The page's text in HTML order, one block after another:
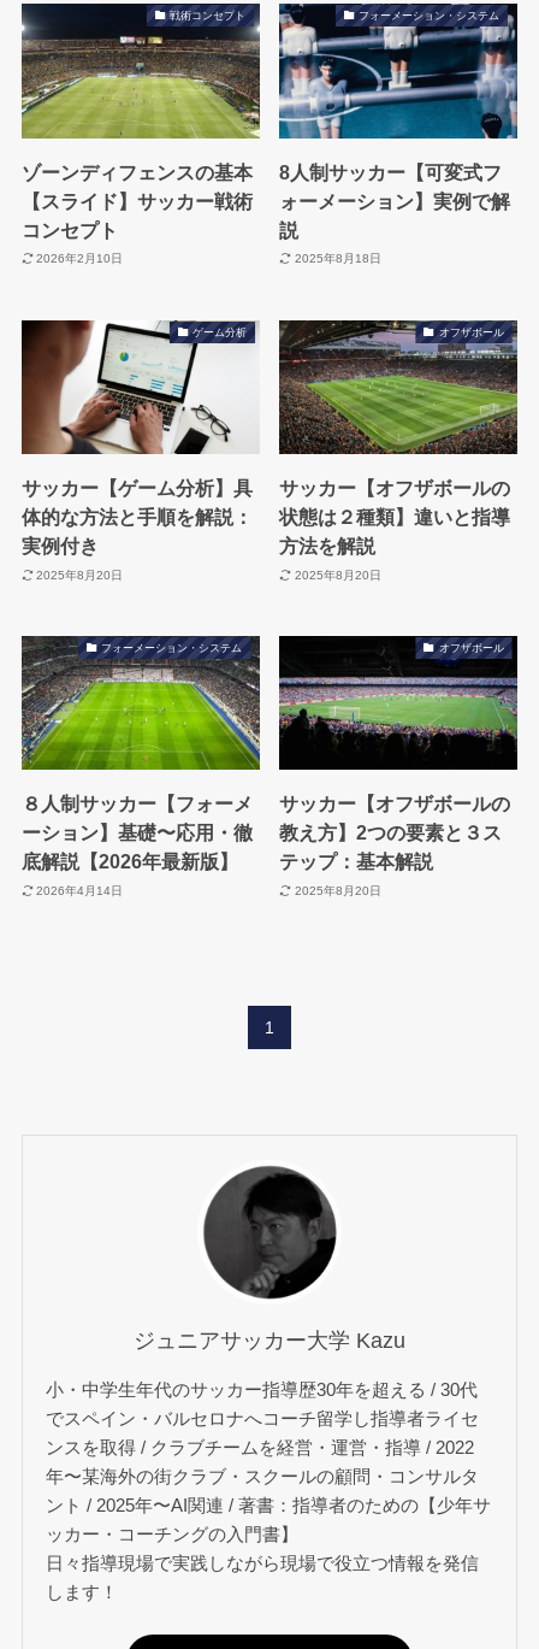
戦術コンセプト
ゾーンディフェンスの基本
【スライド】サッカー戦術
コンセプト
2026年2月10日
フォーメーション・システム
8人制サッカー【可変式フ
ォーメーション】実例で解
説
2025年8月18日
ゲーム分析
サッカー【ゲーム分析】具
体的な方法と手順を解説：
実例付き
2025年8月20日
オフザボール
サッカー【オフザボールの
状態は２種類】違いと指導
方法を解説
2025年8月20日
フォーメーション・システム
８人制サッカー【フォーメ
ーション】基礎〜応用・徹
底解説【2026年最新版】
2026年4月14日
オフザボール
サッカー【オフザボールの
教え方】2つの要素と３ス
テップ：基本解説
2025年8月20日
1
ジュニアサッカー大学 Kazu
小・中学生年代のサッカー指導歴30年を超える / 30代
でスペイン・バルセロナへコーチ留学し指導者ライセ
ンスを取得 / クラブチームを経営・運営・指導 / 2022
年〜某海外の街クラブ・スクールの顧問・コンサルタ
ント / 2025年〜AI関連 / 著書：指導者のための【少年サ
ッカー・コーチングの入門書】
日々指導現場で実践しながら現場で役立つ情報を発信
します！